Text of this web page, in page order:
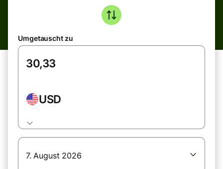
Umgetauscht zu
USD
7. August 2026